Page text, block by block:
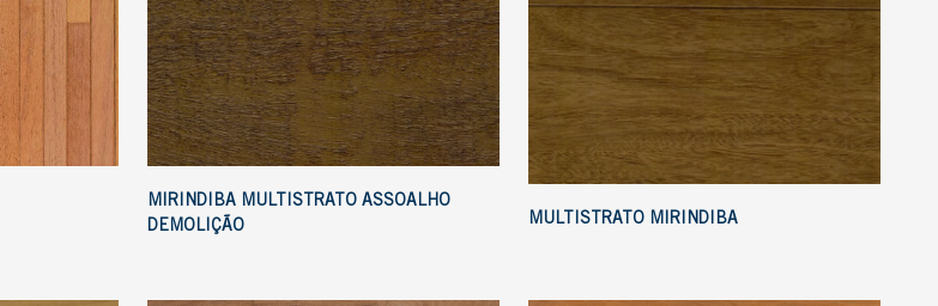
MIRINDIBA MULTISTRATO ASSOALHO
DEMOLIÇÃO
MULTISTRATO MIRINDIBA